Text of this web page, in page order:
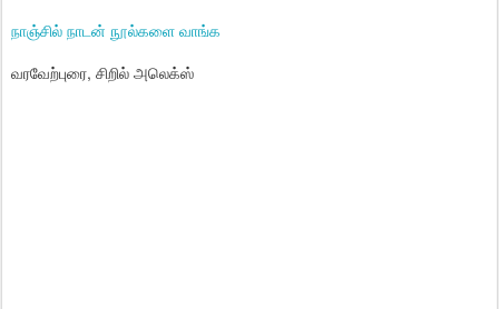
நாஞ்சில் நாடன் நூல்களை வாங்க
வரவேற்புரை, சிறில் அலெக்ஸ்